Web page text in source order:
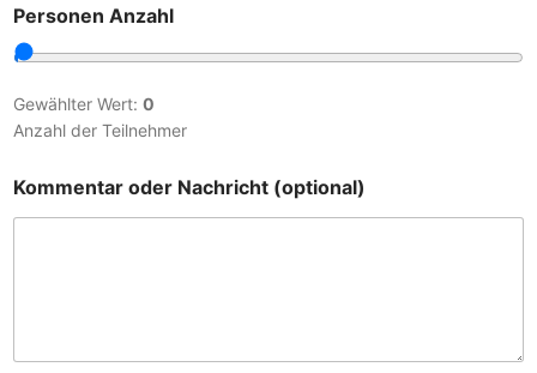
Personen Anzahl
Gewählter Wert: 0
Anzahl der Teilnehmer
Kommentar oder Nachricht (optional)